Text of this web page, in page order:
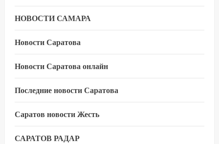
НОВОСТИ САМАРА
Новости Саратова
Новости Саратова онлайн
Последние новости Саратова
Саратов новости Жесть
САРАТОВ РАДАР